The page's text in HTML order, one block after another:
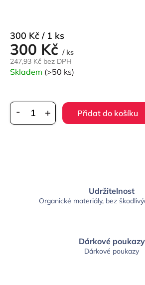
300 Kč / ks
247,93 Kč bez DPH
Měrná
cena:
300 Kč / 1 ks
Skladem (>50 ks)
Přidat do košíku
Udržitelnost
Organické materiály, bez
Dárkové poukazy
Dárkové poukazy